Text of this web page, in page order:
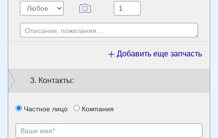
Добавить еще запчасть
3. Контакты:
Частное лицо Компания